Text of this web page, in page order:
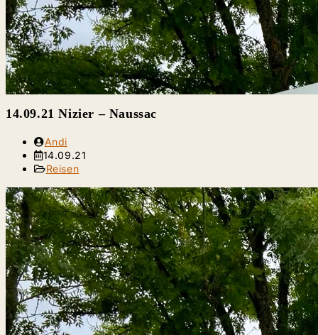
14.09.21 Nizier – Naussac
Beitrags-
Autor:
Andi
Beitrag
veröffentlicht:
14.09.21
Beitrags-
Reisen